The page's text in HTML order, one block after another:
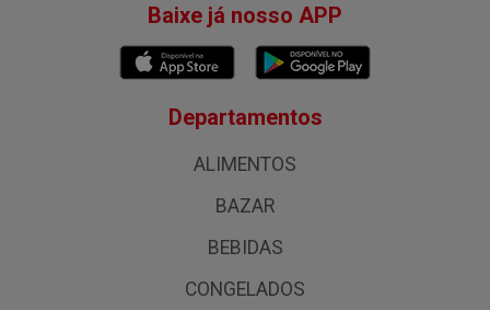
Baixe já nosso APP
Departamentos
ALIMENTOS
BAZAR
BEBIDAS
CONGELADOS